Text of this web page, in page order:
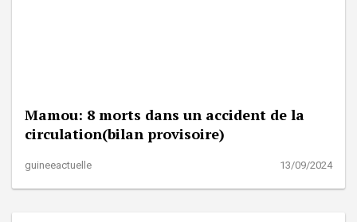
Mamou: 8 morts dans un accident de la
circulation(bilan provisoire)
guineeactuelle 13/09/2024